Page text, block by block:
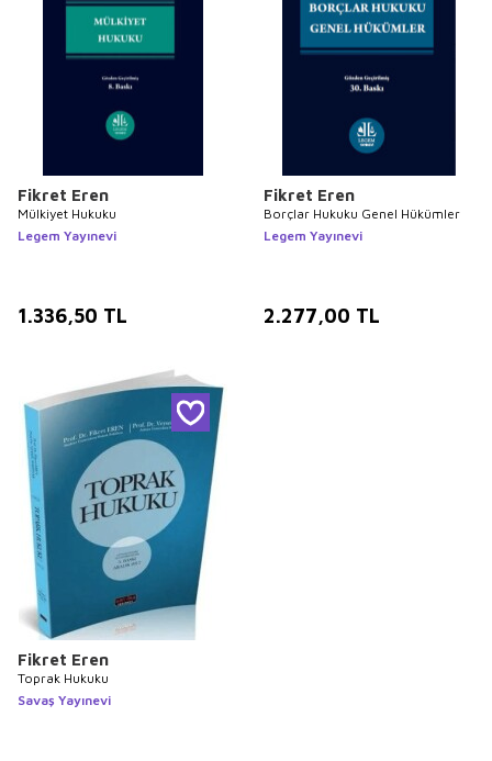
Fikret Eren
Mülkiyet Hukuku
Legem Yayınevi
1.336,50 TL
Fikret Eren
Borçlar Hukuku Genel Hükümler
Legem Yayınevi
2.277,00 TL
Fikret Eren
Toprak Hukuku
Savaş Yayınevi